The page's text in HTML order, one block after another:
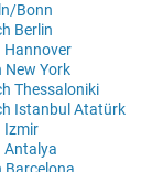
Bonn
Berlin
Hannover
New York
Thessaloniki
Istanbul Atatürk
Izmir
Antalya